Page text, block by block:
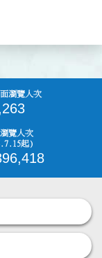
瀏覽人次
覽人次
起)